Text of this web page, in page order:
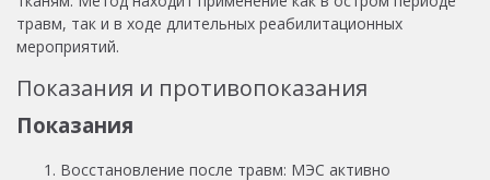
травм, так и в ходе длительных реабилитационных
мероприятий.
Показания и противопоказания
Показания
Восстановление после травм: МЭС активно